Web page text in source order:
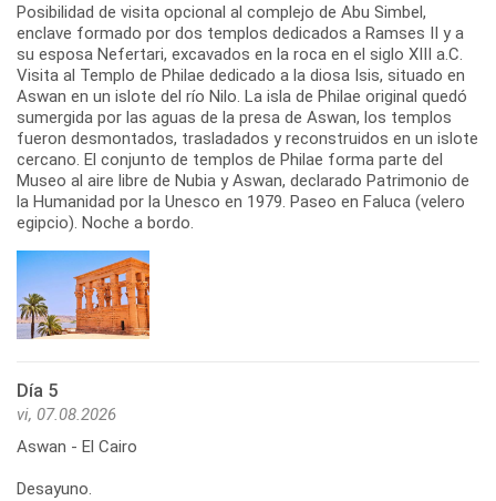
Posibilidad de visita opcional al complejo de Abu Simbel,
enclave formado por dos templos dedicados a Ramses II y a
su esposa Nefertari, excavados en la roca en el siglo XIII a.C.
Visita al Templo de Philae dedicado a la diosa Isis, situado en
Aswan en un islote del río Nilo. La isla de Philae original quedó
sumergida por las aguas de la presa de Aswan, los templos
fueron desmontados, trasladados y reconstruidos en un islote
cercano. El conjunto de templos de Philae forma parte del
Museo al aire libre de Nubia y Aswan, declarado Patrimonio de
la Humanidad por la Unesco en 1979. Paseo en Faluca (velero
egipcio). Noche a bordo.
Día 5
vi, 07.08.2026
Aswan - El Cairo
Desayuno.